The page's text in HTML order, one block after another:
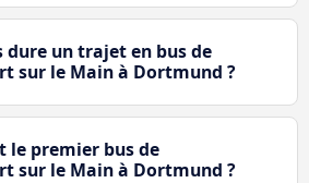
dure un trajet en bus de
sur le Main à Dortmund ?
le premier bus de
sur le Main à Dortmund ?